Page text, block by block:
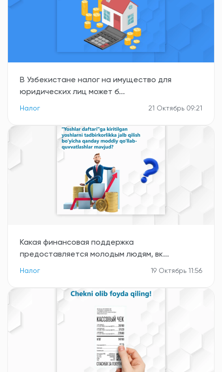
В Узбекистане налог на имущество для
юридических лиц может б...
Налог 21 Октябрь 09:21
Какая финансовая поддержка
предоставляется молодым людям, вк...
Налог 19 Октябрь 11:56